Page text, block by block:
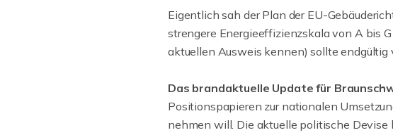
Eigentlich sah der Plan der EU-
strengere Energieeffizienzskala von A bis
aktuellen Ausweis kennen) sollte endgültig
Das brandaktuelle Update für
Positionspapieren zur nationalen
nehmen will. Die aktuelle politische Devise